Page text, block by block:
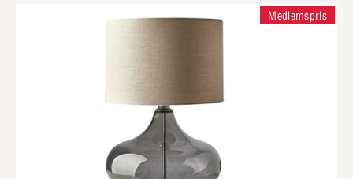
Medlemspris